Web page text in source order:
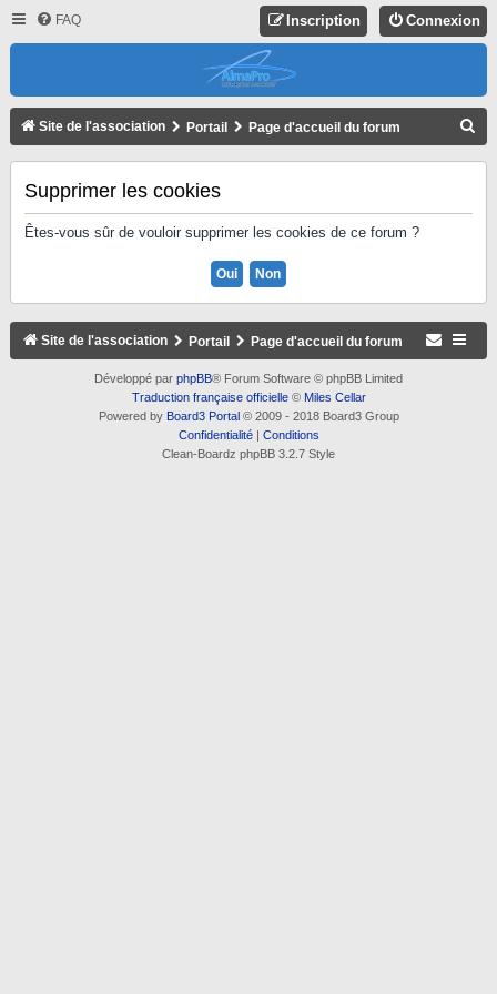
FAQ Connexion
Inscription
Site de l'association Portail Page d'accueil du forum
H
E
Supprimer les cookies
Êtes-vous sûr de vouloir supprimer les cookies de ce forum ?
Site de l'association Portail Page d'accueil du forum
Développé par phpBB® Forum Software © phpBB Limited
Traduction française officielle© Miles Cellar
Powered by Board3 Portal© 2009 - 2018 Board3 Group
Confidentialité| Conditions
Clean-Boardz phpBB 3.2.7 Style